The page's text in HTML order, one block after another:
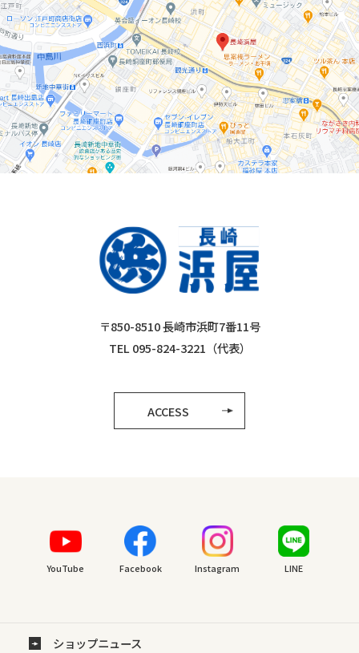
〒850-8510 長崎市浜町7番11号
TEL 095-824-3221（代表）
ACCESS
YouTube Facebook Instagram LINE
ショップニュース